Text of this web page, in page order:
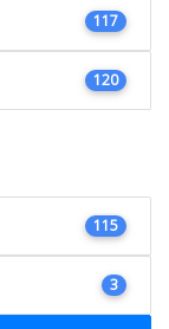
117
120
115
3